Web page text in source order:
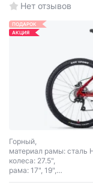
Нет отзывов
ПОДАРОК
АКЦИЯ
Горный,
материал рамы: сталь
колеса: 27.5",
рама: 17", 19",
трансмиссия: 24 скор.,